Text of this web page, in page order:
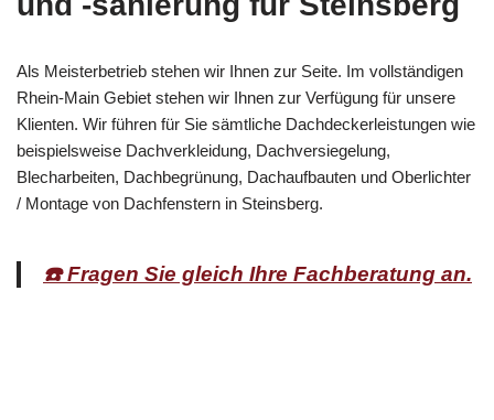
Als Meisterbetrieb stehen wir Ihnen zur Seite. Im vollständigen
Rhein-Main Gebiet stehen wir Ihnen zur Verfügung für unsere
Klienten. Wir führen für Sie sämtliche Dachdeckerleistungen wie
beispielsweise Dachverkleidung, Dachversiegelung,
Blecharbeiten, Dachbegrünung, Dachaufbauten und Oberlichter
/ Montage von Dachfenstern in Steinsberg.
☎️ Fragen Sie gleich Ihre Fachberatung an.